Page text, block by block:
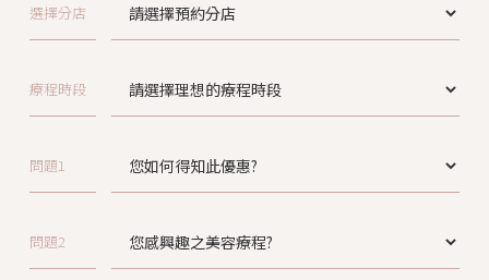
選擇分店
療程時段
問題1
問題2